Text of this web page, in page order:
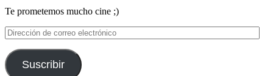
Te prometemos mucho cine ;)
Dirección
de
correo
electrónico
Suscribir